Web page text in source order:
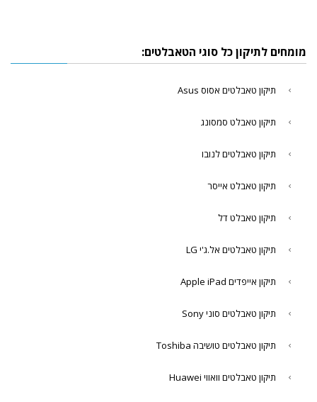
מומחים לתיקון כל סוגי הטאבלטים:
תיקון טאבלטים אסוס Asus
תיקון טאבלט סמסונג
תיקון טאבלטים לנובו
תיקון טאבלט אייסר
תיקון טאבלט דל
תיקון טאבלטים אל.ג'י LG
תיקון אייפדים Apple iPad
תיקון טאבלטים סוני Sony
תיקון טאבלטים טושיבה Toshiba
תיקון טאבלטים וואווי Huawei